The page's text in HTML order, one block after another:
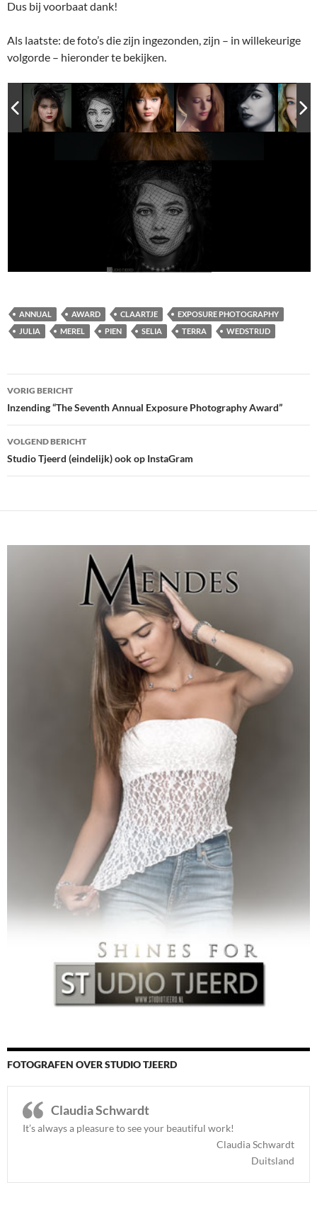
Dus bij voorbaat dank!
Als laatste: de foto’s die zijn ingezonden, zijn – in willekeurige
volgorde – hieronder te bekijken.
ANNUAL AWARD CLAARTJE
EXPOSURE PHOTOGRAPHY
JULIA
MEREL PIEN SELIA TERRA WEDSTRIJD
Bericht
navigatie
VORIG BERICHT
Inzending “The Seventh Annual Exposure Photography Award”
VOLGEND BERICHT
Studio Tjeerd (eindelijk) ook op InstaGram
FOTOGRAFEN OVER STUDIO TJEERD
Claudia Schwardt
It’s always a pleasure to see your beautiful work!
Claudia Schwardt
Duitsland